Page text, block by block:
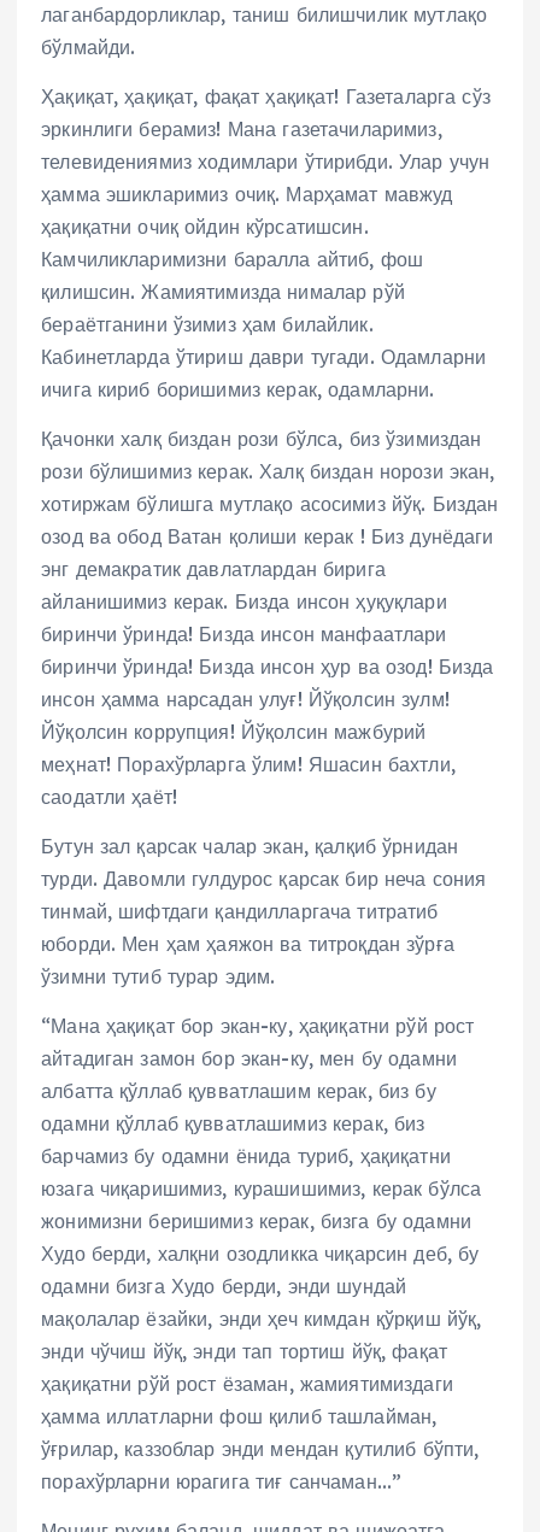
лаганбардорликлар, таниш билишчилик мутлақо
бўлмайди.
Ҳақиқат, ҳақиқат, фақат ҳақиқат! Газеталарга сўз
эркинлиги берамиз! Мана газетачиларимиз,
телевидениямиз ходимлари ўтирибди. Улар учун
ҳамма эшикларимиз очиқ. Марҳамат мавжуд
ҳақиқатни очиқ ойдин кўрсатишсин.
Камчиликларимизни баралла айтиб, фош
қилишсин. Жамиятимизда нималар рўй
бераётганини ўзимиз ҳам билайлик.
Кабинетларда ўтириш даври тугади. Одамларни
ичига кириб боришимиз керак, одамларни.
Қачонки халқ биздан рози бўлса, биз ўзимиздан
рози бўлишимиз керак. Халқ биздан норози экан,
хотиржам бўлишга мутлақо асосимиз йўқ. Биздан
озод ва обод Ватан қолиши керак ! Биз дунёдаги
энг демакратик давлатлардан бирига
айланишимиз керак. Бизда инсон ҳуқуқлари
биринчи ўринда! Бизда инсон манфаатлари
биринчи ўринда! Бизда инсон ҳур ва озод! Бизда
инсон ҳамма нарсадан улуғ! Йўқолсин зулм!
Йўқолсин коррупция! Йўқолсин мажбурий
меҳнат! Порахўрларга ўлим! Яшасин бахтли,
саодатли ҳаёт!
Бутун зал қарсак чалар экан, қалқиб ўрнидан
турди. Давомли гулдурос қарсак бир неча сония
тинмай, шифтдаги қандилларгача титратиб
юборди. Мен ҳам ҳаяжон ва титроқдан зўрға
ўзимни тутиб турар эдим.
“Мана ҳақиқат бор экан-ку, ҳақиқатни рўй рост
айтадиган замон бор экан-ку, мен бу одамни
албатта қўллаб қувватлашим керак, биз бу
одамни қўллаб қувватлашимиз керак, биз
барчамиз бу одамни ёнида туриб, ҳақиқатни
юзага чиқаришимиз, курашишимиз, керак бўлса
жонимизни беришимиз керак, бизга бу одамни
Худо берди, халқни озодликка чиқарсин деб, бу
одамни бизга Худо берди, энди шундай
мақолалар ёзайки, энди ҳеч кимдан қўрқиш йўқ,
энди чўчиш йўқ, энди тап тортиш йўқ, фақат
ҳақиқатни рўй рост ёзаман, жамиятимиздаги
ҳамма иллатларни фош қилиб ташлайман,
ўғрилар, каззоблар энди мендан қутилиб бўпти,
порахўрларни юрагига тиғ санчаман…”